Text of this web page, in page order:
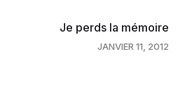
Je perds la mémoire
JANVIER 11, 2012